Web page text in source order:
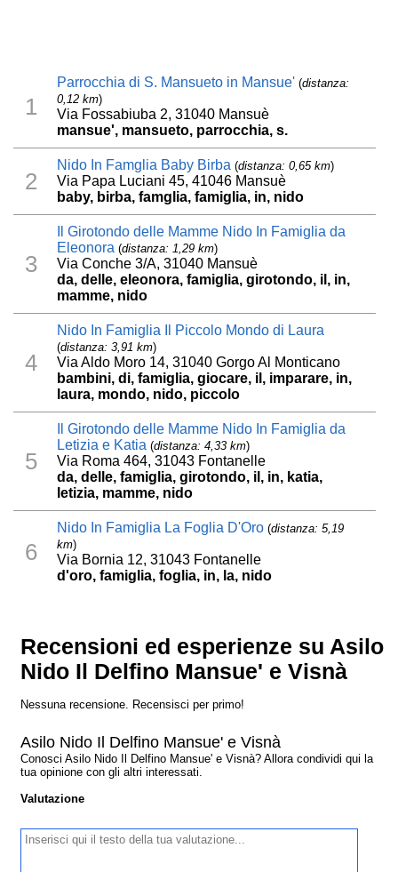
1
Parrocchia di S. Mansueto in Mansue' (distanza:
0,12 km)
Via Fossabiuba 2, 31040 Mansuè
mansue', mansueto, parrocchia, s.
2
Nido In Famglia Baby Birba (distanza: 0,65 km)
Via Papa Luciani 45, 41046 Mansuè
baby, birba, famglia, famiglia, in, nido
3
Il Girotondo delle Mamme Nido In Famiglia da
Eleonora (distanza: 1,29 km)
Via Conche 3/A, 31040 Mansuè
da, delle, eleonora, famiglia, girotondo, il, in,
mamme, nido
4
Nido In Famiglia Il Piccolo Mondo di Laura
(distanza: 3,91 km)
Via Aldo Moro 14, 31040 Gorgo Al Monticano
bambini, di, famiglia, giocare, il, imparare, in,
laura, mondo, nido, piccolo
5
Il Girotondo delle Mamme Nido In Famiglia da
Letizia e Katia (distanza: 4,33 km)
Via Roma 464, 31043 Fontanelle
da, delle, famiglia, girotondo, il, in, katia,
letizia, mamme, nido
6
Nido In Famiglia La Foglia D'Oro (distanza: 5,19
km)
Via Bornia 12, 31043 Fontanelle
d'oro, famiglia, foglia, in, la, nido
Recensioni ed esperienze su Asilo
Nido Il Delfino Mansue' e Visnà
Nessuna recensione. Recensisci per primo!
Asilo Nido Il Delfino Mansue' e Visnà
Conosci Asilo Nido Il Delfino Mansue' e Visnà? Allora condividi qui la
tua opinione con gli altri interessati.
Valutazione